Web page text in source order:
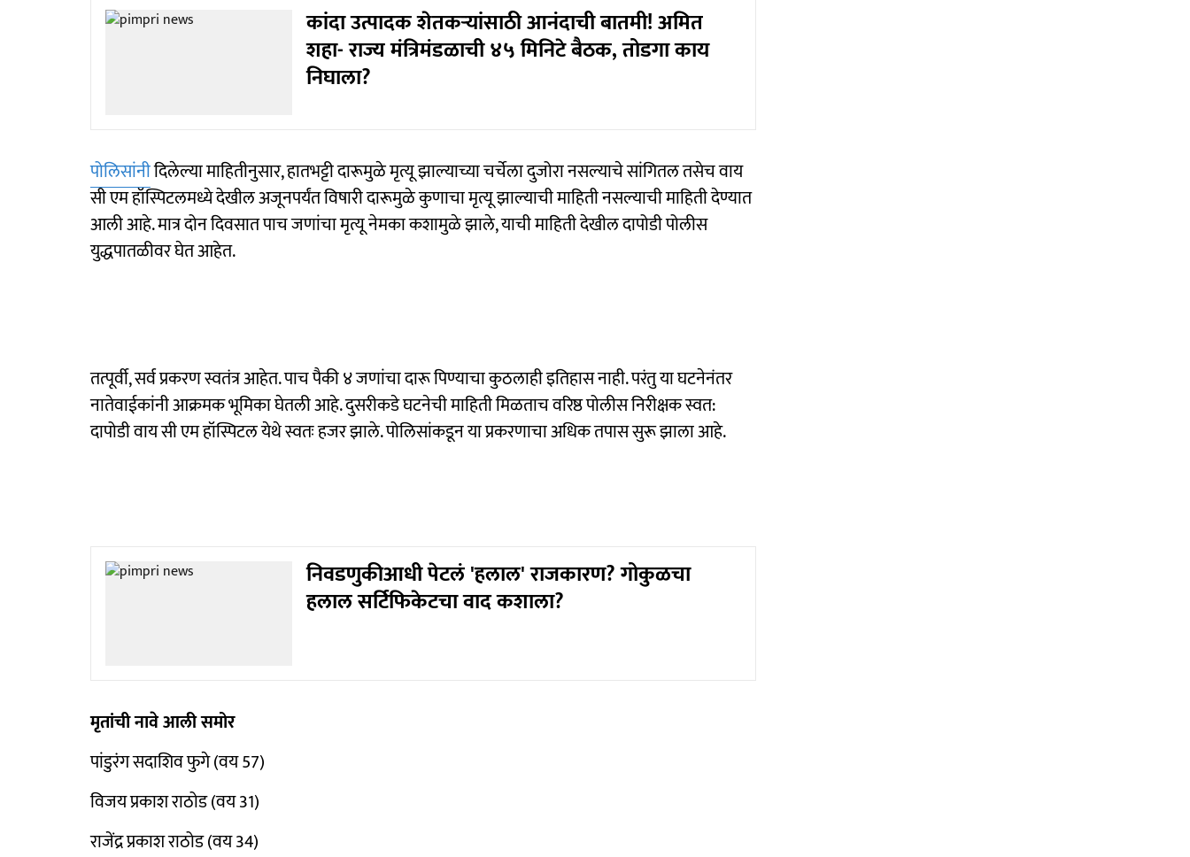
कांदा उत्पादक शेतकऱ्यांसाठी आनंदाची बातमी! अमित
शहा- राज्य मंत्रिमंडळाची ४५ मिनिटे बैठक, तोडगा काय
निघाला?
पोलिसांनीदिलेल्या माहितीनुसार, हातभट्टी दारूमुळे मृत्यू झाल्याच्या चर्चेला दुजोरा नसल्याचे सांगितल तसेच वाय
सी एम हॉस्पिटलमध्ये देखील अजूनपर्यंत विषारी दारूमुळे कुणाचा मृत्यू झाल्याची माहिती नसल्याची माहिती देण्यात
आली आहे. मात्र दोन दिवसात पाच जणांचा मृत्यू नेमका कशामुळे झाले, याची माहिती देखील दापोडी पोलीस
युद्धपातळीवर घेत आहेत.
तत्पूर्वी, सर्व प्रकरण स्वतंत्र आहेत. पाच पैकी ४ जणांचा दारू पिण्याचा कुठलाही इतिहास नाही. परंतु या घटनेनंतर
नातेवाईकांनी आक्रमक भूमिका घेतली आहे. दुसरीकडे घटनेची माहिती मिळताच वरिष्ठ पोलीस निरीक्षक स्वत:
दापोडी वाय सी एम हॉस्पिटल येथे स्वतः हजर झाले. पोलिसांकडून या प्रकरणाचा अधिक तपास सुरू झाला आहे.
निवडणुकीआधी पेटलं 'हलाल' राजकारण? गोकुळचा
हलाल सर्टिफिकेटचा वाद कशाला?
मृतांची नावे आली समोर
पांडुरंग सदाशिव फुगे (वय 57)
विजय प्रकाश राठोड (वय 31)
राजेंद्र प्रकाश राठोड (वय 34)